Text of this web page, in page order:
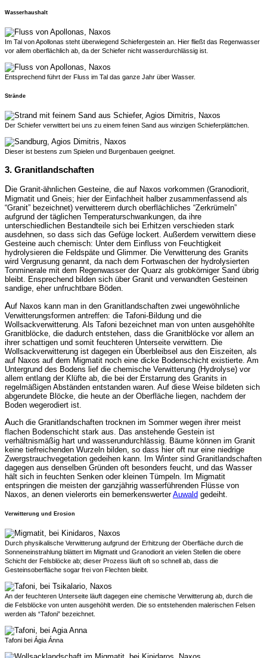
Wasserhaushalt
Im Tal von Apollonas steht überwiegend Schiefergestein an. Hier fließt das Regenwasser
vor allem oberflächlich ab, da der Schiefer nicht wasserdurchlässig ist.
Entsprechend führt der Fluss im Tal das ganze Jahr über Wasser.
Strände
Der Schiefer verwittert bei uns zu einem feinen Sand aus winzigen Schieferplättchen.
Dieser ist bestens zum Spielen und Burgenbauen geeignet.
3. Granitlandschaften
Die Granit-ähnlichen Gesteine, die auf Naxos vorkommen (Granodiorit,
Migmatit und Gneis; hier der Einfachheit halber zusammenfassend als
“Granit” bezeichnet) verwitterern durch oberflächliches “Zerkrümeln”
aufgrund der täglichen Temperaturschwankungen, da ihre
unterschiedlichen Bestandteile sich bei Erhitzen verschieden stark
ausdehnen, so dass sich das Gefüge lockert. Außerdem verwittern diese
Gesteine auch chemisch: Unter dem Einfluss von Feuchtigkeit
hydrolysieren die Feldspäte und Glimmer. Die Verwitterung des Granits
wird Vergrusung genannt, da nach dem Fortwaschen der hydrolysierten
Tonminerale mit dem Regenwasser der Quarz als grobkörniger Sand übrig
bleibt. Ensprechend bilden sich über Granit und verwandten Gesteinen
sandige, eher unfruchtbare Böden.
Auf Naxos kann man in den Granitlandschaften zwei ungewöhnliche
Verwitterungsformen antreffen: die Tafoni-Bildung und die
Wollsackverwitterung. Als Tafoni bezeichnet man von unten ausgehöhlte
Granitblöcke, die dadurch entstehen, dass die Granitblöcke vor allem an
ihrer schattigen und somit feuchteren Unterseite verwittern. Die
Wollsackverwitterung ist dagegen ein Überbleibsel aus den Eiszeiten, als
auf Naxos auf dem Migmatit noch eine dicke Bodenschicht existierte. Am
Untergrund des Bodens lief die chemische Verwitterung (Hydrolyse) vor
allem entlang der Klüfte ab, die bei der Erstarrung des Granits in
regelmäßigen Abständen entstanden waren. Auf diese Weise bildeten sich
abgerundete Blöcke, die heute an der Oberfläche liegen, nachdem der
Boden wegerodiert ist.
Auch die Granitlandschaften trocknen im Sommer wegen ihrer meist
flachen Bodenschicht stark aus. Das anstehende Gestein ist
verhältnismäßig hart und wasserundurchlässig. Bäume können im Granit
keine tiefreichenden Wurzeln bilden, so dass hier oft nur eine niedrige
Zwergstrauchvegetation gedeihen kann. Im Winter sind Granitlandschaften
dagegen aus denselben Gründen oft besonders feucht, und das Wasser
hält sich in feuchten Senken oder kleinen Tümpeln. Im Migmatit
entspringen die meisten der ganzjährig wasserführenden Flüsse von
Naxos, an denen vielerorts ein bemerkenswerterAuwald gedeiht.
Verwitterung und Erosion
Durch physikalische Verwitterung aufgrund der Erhitzung der Oberfläche durch die
Sonneneinstrahlung blättert im Migmatit und Granodiorit an vielen Stellen die obere
Schicht der Felsblöcke ab; dieser Prozess läuft oft so schnell ab, dass die
Gesteinsoberfläche sogar frei von Flechten bleibt.
An der feuchteren Unterseite läuft dagegen eine chemische Verwitterung ab, durch die
die Felsblöcke von unten ausgehöhlt werden. Die so entstehenden malerischen Felsen
werden als “Tafoni” bezeichnet.
Tafoni bei Ágia Ánna